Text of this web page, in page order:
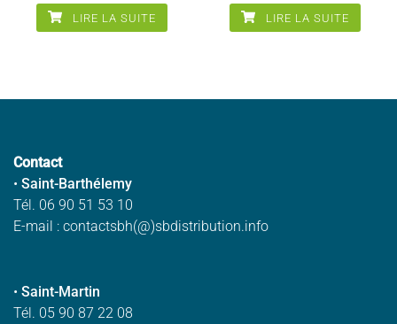
LIRE LA SUITE LIRE LA SUITE
Contact
• Saint-Barthélemy
Tél. 06 90 51 53 10
E-mail : contactsbh(@)sbdistribution.info
• Saint-Martin
Tél. 05 90 87 22 08